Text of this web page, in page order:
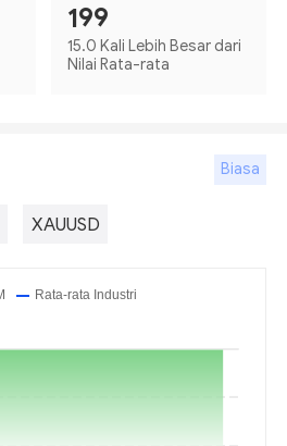
199
15.0 Kali Lebih Besar dari
Nilai Rata-rata
Biasa
XAUUSD